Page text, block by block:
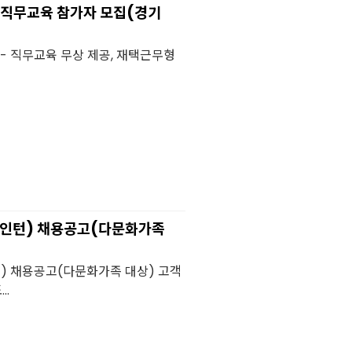
무교육 참가자 모집(경기
무교육 무상 제공, 재택근무형
턴) 채용공고(다문화가족
용공고(다문화가족 대상) 고객